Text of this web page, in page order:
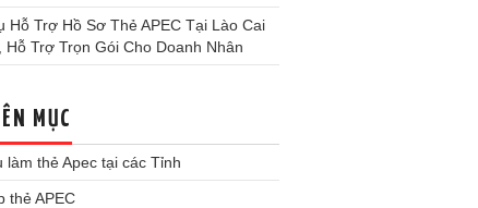
Hỗ Trợ Hồ Sơ Thẻ APEC Tại Lào Cai
Hỗ Trợ Trọn Gói Cho Doanh Nhân
MỤC
làm thẻ Apec tại các Tỉnh
thẻ APEC